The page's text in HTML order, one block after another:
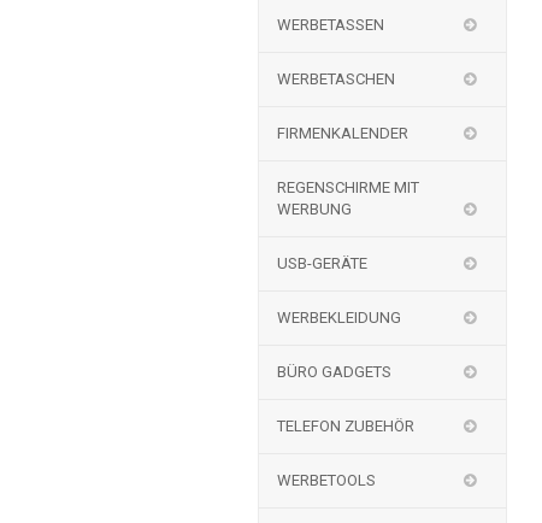
WERBETASSEN
WERBETASCHEN
FIRMENKALENDER
REGENSCHIRME MIT
WERBUNG
USB-GERÄTE
WERBEKLEIDUNG
BÜRO GADGETS
TELEFON ZUBEHÖR
WERBETOOLS